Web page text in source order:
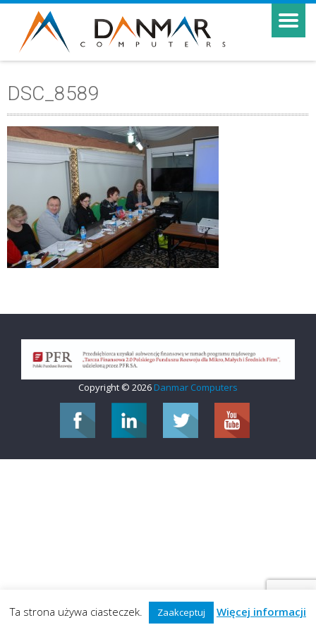
DSC_8589
Copyright © 2026 Danmar Computers
Ta strona używa ciasteczek. Zaakceptuj Więcej informacji